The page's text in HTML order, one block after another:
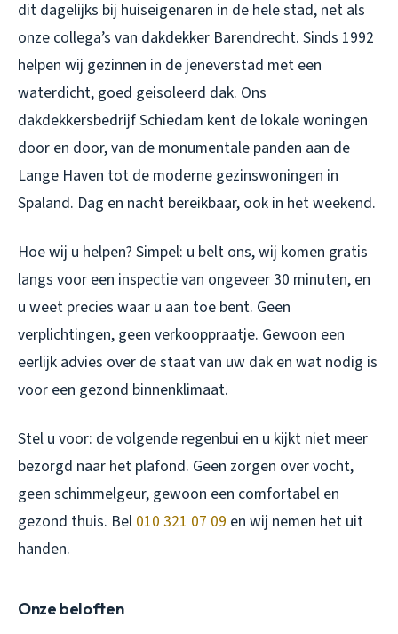
dit dagelijks bij huiseigenaren in de hele stad, net als
onze collega’s van dakdekker Barendrecht. Sinds 1992
helpen wij gezinnen in de jeneverstad met een
waterdicht, goed geisoleerd dak. Ons
dakdekkersbedrijf Schiedam kent de lokale woningen
door en door, van de monumentale panden aan de
Lange Haven tot de moderne gezinswoningen in
Spaland. Dag en nacht bereikbaar, ook in het weekend.
Hoe wij u helpen? Simpel: u belt ons, wij komen gratis
langs voor een inspectie van ongeveer 30 minuten, en
u weet precies waar u aan toe bent. Geen
verplichtingen, geen verkooppraatje. Gewoon een
eerlijk advies over de staat van uw dak en wat nodig is
voor een gezond binnenklimaat.
Stel u voor: de volgende regenbui en u kijkt niet meer
bezorgd naar het plafond. Geen zorgen over vocht,
geen schimmelgeur, gewoon een comfortabel en
gezond thuis. Bel 010 321 07 09 en wij nemen het uit
handen.
Onze beloften